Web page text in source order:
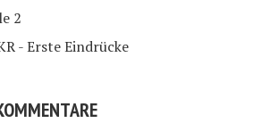
2
- Erste Eindrücke